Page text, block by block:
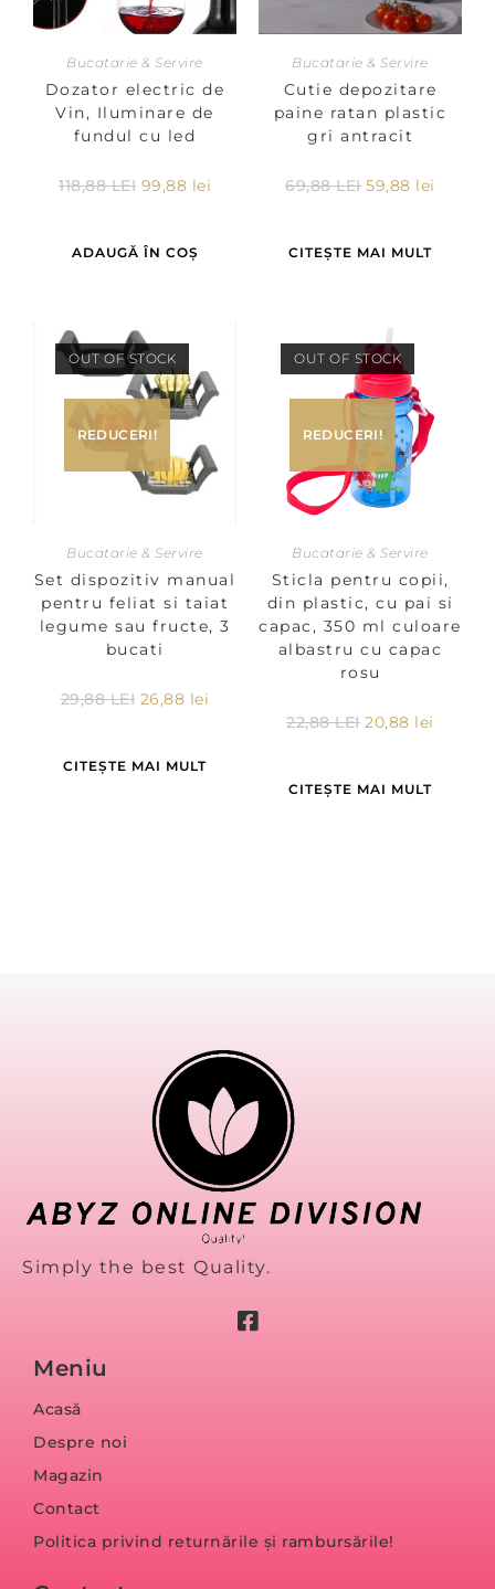
Bucatarie & Servire
Dozator electric de
Vin, Iluminare de
fundul cu led
118,88LEI 99,88 lei
ADAUGĂ ÎN COȘ
Bucatarie & Servire
Cutie depozitare
paine ratan plastic
gri antracit
69,88LEI 59,88 lei
CITEȘTE MAI MULT
OUT OF STOCK
REDUCERI!
Bucatarie & Servire
Set dispozitiv manual
pentru feliat si taiat
legume sau fructe, 3
bucati
29,88LEI 26,88 lei
CITEȘTE MAI MULT
OUT OF STOCK
REDUCERI!
Bucatarie & Servire
Sticla pentru copii,
din plastic, cu pai si
capac, 350 ml culoare
albastru cu capac
rosu
22,88LEI 20,88 lei
CITEȘTE MAI MULT
Simply the best Quality.
Meniu
Acasă
Despre noi
Magazin
Contact
Politica privind returnările și rambursările!